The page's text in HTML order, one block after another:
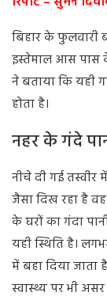
बिहार के फुलवारी
इस्तेमाल आस पास
ने बताया कि यही
होता है।
नहर के गंदे
नीचे दी गई
जैसा दिख रहा है
के घरों का गंदा
यही स्थिति है।
में बहा दिया जाता
स्वास्थ्य पर भी